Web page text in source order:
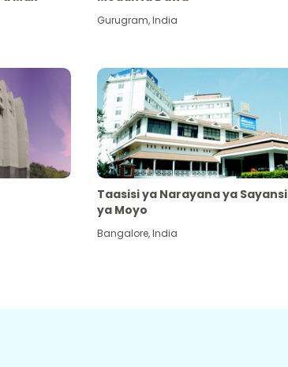
Gurugram,India
Taasisi ya Narayana ya Sayansi
ya Moyo
Bangalore,India